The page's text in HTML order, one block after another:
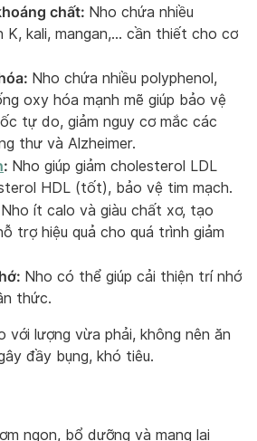
chất: Nho chứa nhiều
K, kali, mangan,… cần thiết cho cơ
Nho chứa nhiều polyphenol,
oxy hóa mạnh mẽ giúp bảo vệ
tự do, giảm nguy cơ mắc các
thư và Alzheimer.
: Nho giúp giảm cholesterol LDL
HDL (tốt), bảo vệ tim mạch.
Nho ít calo và giàu chất xơ, tạo
trợ hiệu quả cho quá trình giảm
Nho có thể giúp cải thiện trí nhớ
thức.
với lượng vừa phải, không nên ăn
đầy bụng, khó tiêu.
ngon, bổ dưỡng và mang lại